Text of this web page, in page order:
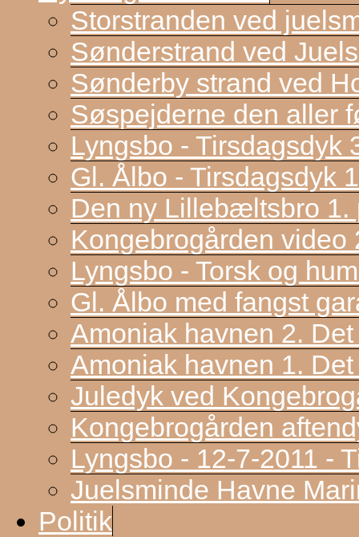
Storstranden ved
Sønderstrand ved
Sønderby strand ved
Søspejderne den aller
Lyngsbo - Tirsdagsdyk
Gl. Ålbo - Tirsdagsdyk
Den ny Lillebæltsbro 1.
Kongebrogården video
Lyngsbo - Torsk og
Gl. Ålbo med fangst
Amoniak havnen 2.
Amoniak havnen 1.
Juledyk ved
Kongebrogården
Lyngsbo - 12-7-2011 -
Juelsminde Havne
Politik